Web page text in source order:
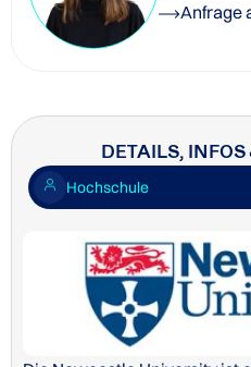
Anfrage
DETAILS,
Hochschule